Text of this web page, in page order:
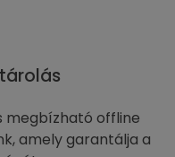
megbízható offline
amely garantálja a